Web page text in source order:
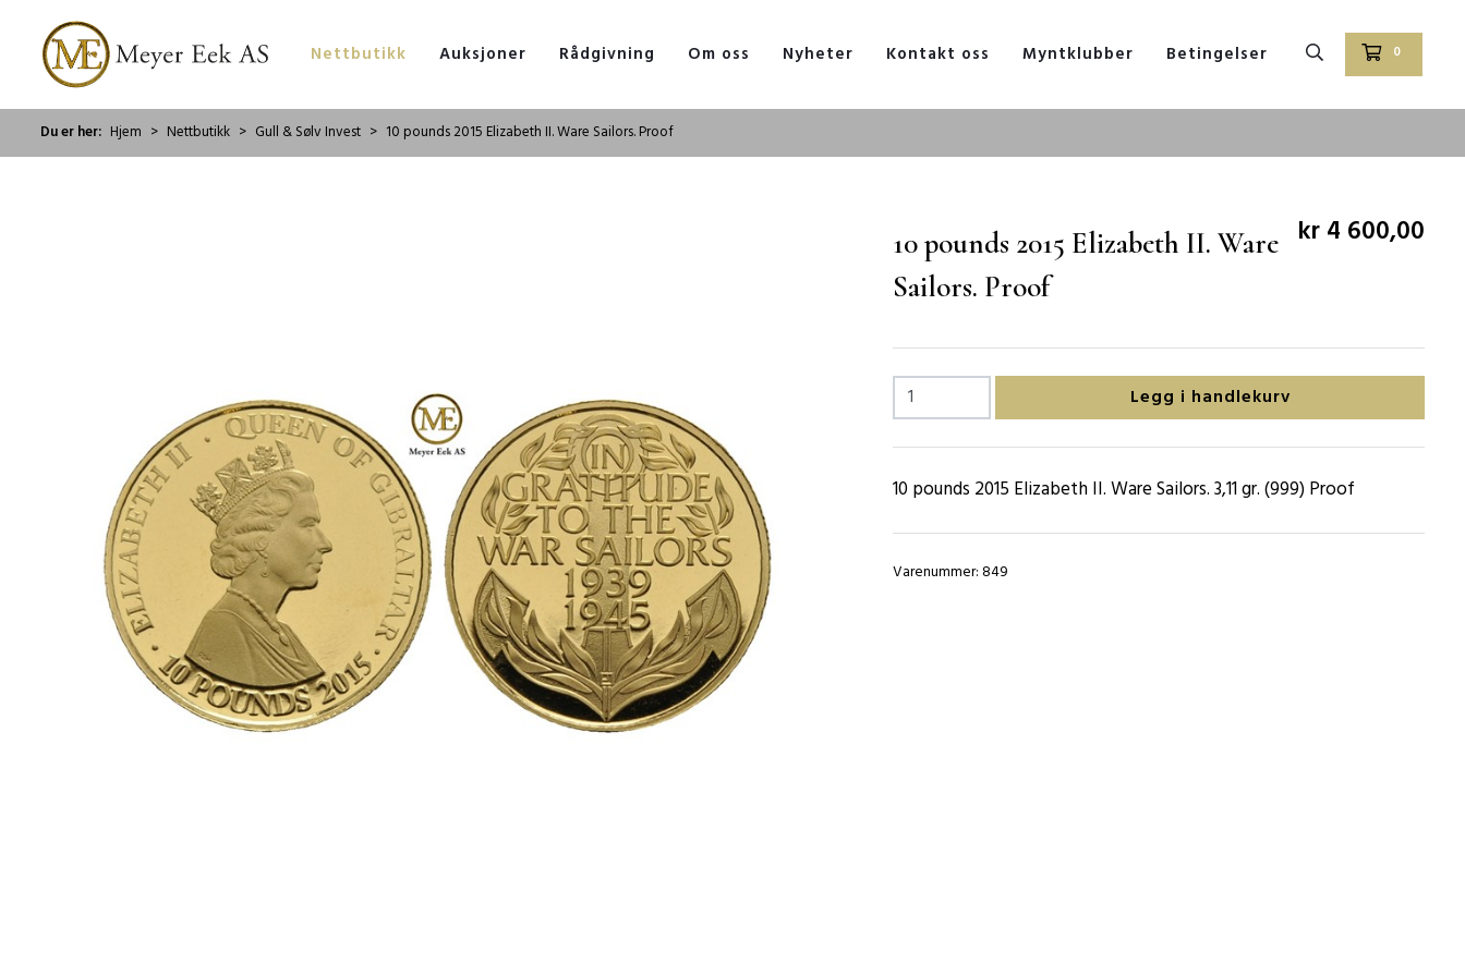
Nettbutikk Auksjoner Rådgivning Om oss Nyheter Kontakt oss Myntklubber Betingelser 0
Du er her: Hjem Nettbutikk Gull & Sølv Invest 10 pounds 2015 Elizabeth II. Ware Sailors. Proof
10 pounds 2015 Elizabeth II. Ware
Sailors. Proof
kr 4 600,00
Legg i handlekurv
10 pounds 2015 Elizabeth II. Ware Sailors. 3,11 gr. (999) Proof
Varenummer: 849